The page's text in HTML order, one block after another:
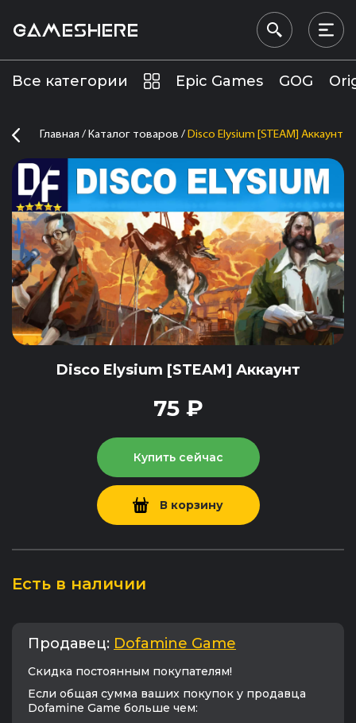
GAMESHERE
Epic Games GOG
Все категории
Главная Каталог товаров Disco Elysium [STEAM] Аккаунт
Disco Elysium [STEAM] Аккаунт
75 ₽
Купить сейчас
В корзину
Есть в наличии
Продавец: Dofamine Game
Cкидка постоянным покупателям!
Если общая сумма ваших покупок у продавца
Dofamine Game больше чем: